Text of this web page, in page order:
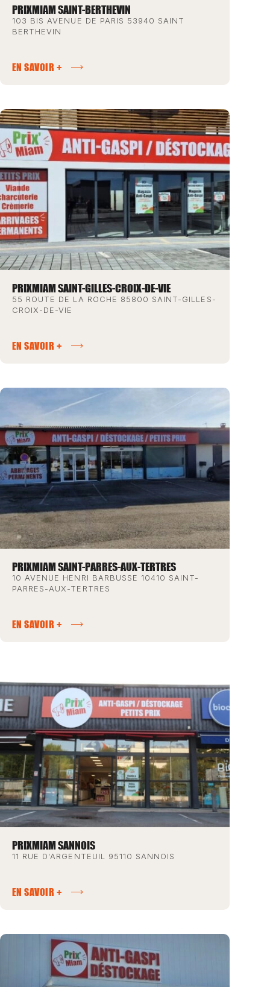
PRIXMIAM SAINT-BERTHEVIN
103 BIS AVENUE DE PARIS 53940 SAINT
BERTHEVIN
EN SAVOIR +
PRIXMIAM SAINT-GILLES-CROIX-DE-VIE
55 ROUTE DE LA ROCHE 85800 SAINT-GILLES-
CROIX-DE-VIE
EN SAVOIR +
PRIXMIAM SAINT-PARRES-AUX-TERTRES
10 AVENUE HENRI BARBUSSE 10410 SAINT-
PARRES-AUX-TERTRES
EN SAVOIR +
PRIXMIAM SANNOIS
11 RUE D'ARGENTEUIL 95110 SANNOIS
EN SAVOIR +